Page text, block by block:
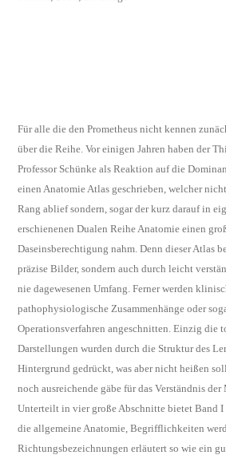
Für alle die den Prometheus nicht kennen
über die Reihe. Vor einigen Jahren haben der
Professor Schünke als Reaktion auf die
einen Anatomie Atlas geschrieben, welcher
Rang ablief sondern, sogar der kurz darauf in
erschienenen Dualen Reihe Anatomie einen
Daseinsberechtigung nahm. Denn dieser Atlas
präzise Bilder, sondern auch durch leicht
nie dagewesenen Umfang. Ferner werden
pathophysiologische Zusammenhänge oder
Operationsverfahren angeschnitten. Einzig die
Darstellungen wurden durch die Struktur des
Hintergrund gedrückt, was aber nicht heißen
noch ausreichende gäbe für das Verständnis der
Unterteilt in vier große Abschnitte bietet Band
die allgemeine Anatomie, Begrifflichkeiten
Richtungsbezeichnungen erläutert so wie ein